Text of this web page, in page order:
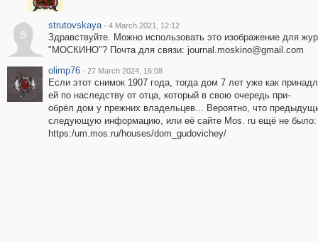
s
strutovskaya · 4 March 2021, 12:12
Здравствуйте. Можно использовать это изображение для
"МОСКИНО"? Почта для связи: journal.moskino@gmail.com
olimp76 · 27 March 2024, 16:08
Если этот снимок 1907 года, тогда дом 7 лет уже как
ей по наследству от отца, который в свою очередь при-
обрёл дом у прежних владельцев... Вероятно, что
следующую информацию, или её сайте Mos. ru ещё не было:
https:/um.mos.ru/houses/dom_gudovichey/